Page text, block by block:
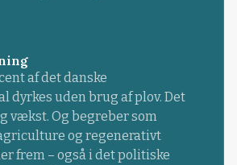
af det danske
dyrkes uden brug af plov. Det
vækst. Og begreber som
og regenerativt
frem – også i det politiske